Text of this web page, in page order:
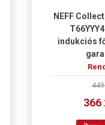
NEFF
indukciós
366